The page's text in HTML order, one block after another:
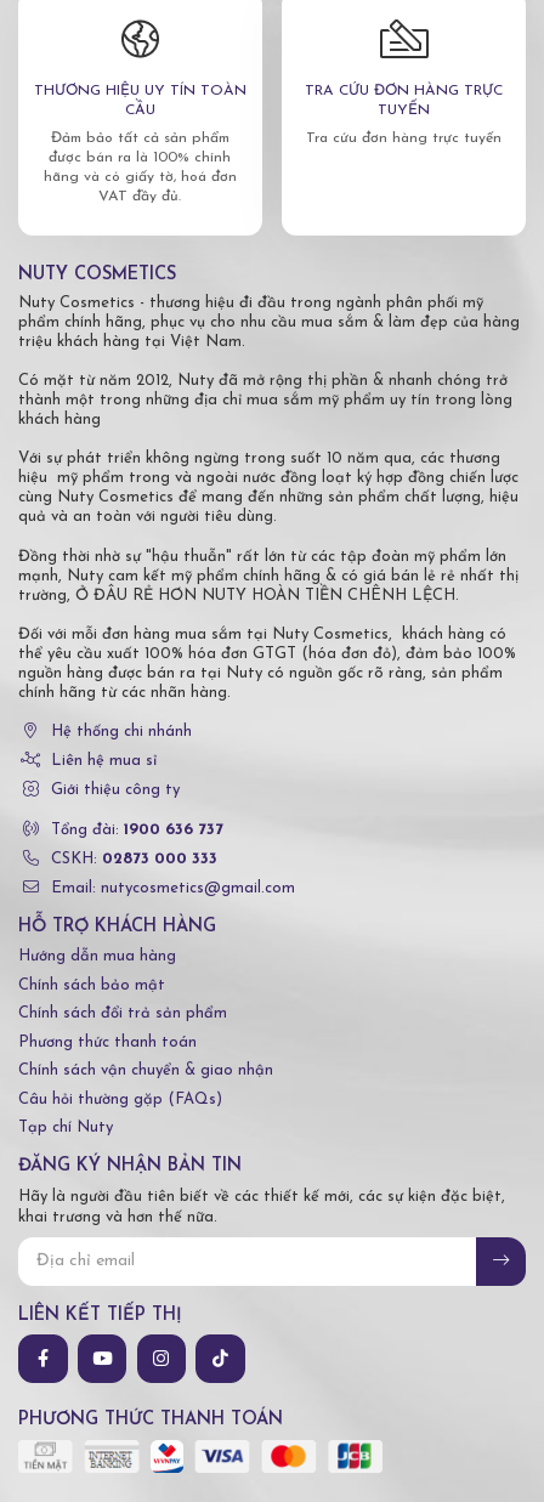
THƯƠNG HIỆU UY TÍN TOÀN
CẦU
Đảm bảo tất cả sản phẩm
được bán ra là 100% chính
hãng và có giấy tờ, hoá đơn
VAT đầy đủ.
TRA CỨU ĐƠN HÀNG TRỰC
TUYẾN
Tra cứu đơn hàng trực tuyến
NUTY COSMETICS
Nuty Cosmetics - thương hiệu đi đầu trong ngành phân phối mỹ
phẩm chính hãng, phục vụ cho nhu cầu mua sắm & làm đẹp của hàng
triệu khách hàng tại Việt Nam.
Có mặt từ năm 2012, Nuty đã mở rộng thị phần & nhanh chóng trở
thành một trong những địa chỉ mua sắm mỹ phẩm uy tín trong lòng
khách hàng
Với sự phát triển không ngừng trong suốt 10 năm qua, các thương
hiệu mỹ phẩm trong và ngoài nước đồng loạt ký hợp đồng chiến lược
cùng Nuty Cosmetics để mang đến những sản phẩm chất lượng, hiệu
quả và an toàn với người tiêu dùng.
Đồng thời nhờ sự "hậu thuẫn" rất lớn từ các tập đoàn mỹ phẩm lớn
mạnh, Nuty cam kết mỹ phẩm chính hãng & có giá bán lẻ rẻ nhất thị
trường, Ở ĐÂU RẺ HƠN NUTY HOÀN TIỀN CHÊNH LỆCH.
Đối với mỗi đơn hàng mua sắm tại Nuty Cosmetics, khách hàng có
thể yêu cầu xuất 100% hóa đơn GTGT (hóa đơn đỏ), đảm bảo 100%
nguồn hàng được bán ra tại Nuty có nguồn gốc rõ ràng, sản phẩm
chính hãng từ các nhãn hàng.
Hệ thống chi nhánh
Liên hệ mua sỉ
Giới thiệu công ty
Tổng đài: 1900 636 737
CSKH: 02873 000 333
Email: nutycosmetics@gmail.com
HỖ TRỢ KHÁCH HÀNG
Hướng dẫn mua hàng
Chính sách bảo mật
Chính sách đổi trả sản phẩm
Phương thức thanh toán
Chính sách vận chuyển & giao nhận
Câu hỏi thường gặp (FAQs)
Tạp chí Nuty
ĐĂNG KÝ NHẬN BẢN TIN
Hãy là người đầu tiên biết về các thiết kế mới, các sự kiện đặc biệt,
khai trương và hơn thế nữa.
LIÊN KẾT TIẾP THỊ
PHƯƠNG THỨC THANH TOÁN